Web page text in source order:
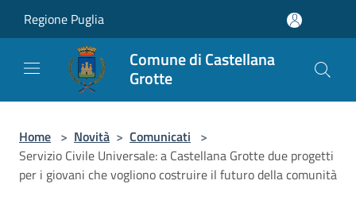
Regione Puglia
Comune di Castellana
Grotte
Home > Novità > Comunicati >
Servizio Civile Universale: a Castellana Grotte due progetti
per i giovani che vogliono costruire il futuro della comunità